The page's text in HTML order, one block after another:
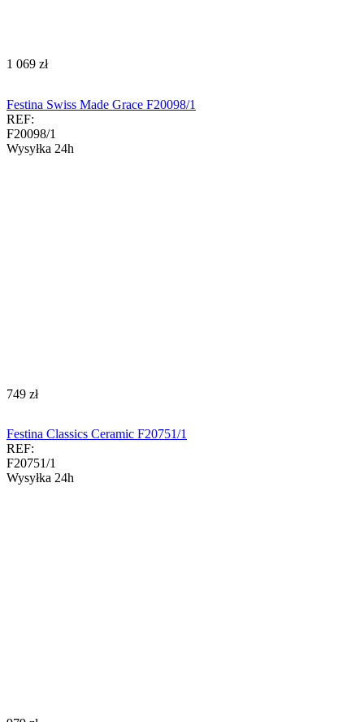
‍1 069‍ zł
Festina Swiss Made Grace F20098/1
REF:
F20098/1
Wysyłka 24h
‍749‍ zł
Festina Classics Ceramic F20751/1
REF:
F20751/1
Wysyłka 24h